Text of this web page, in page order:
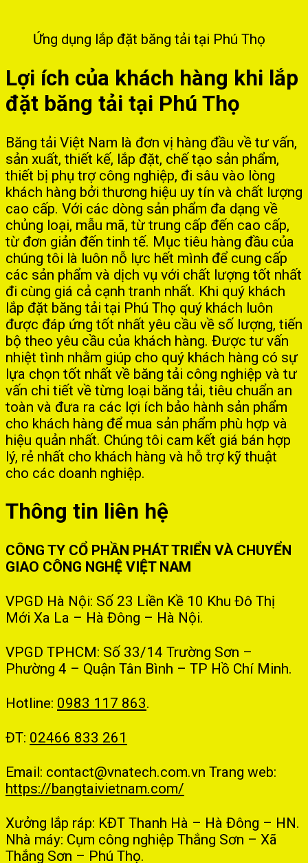
Ứng dụng lắp đặt băng tải tại Phú Thọ
Lợi ích của khách hàng khi lắp
đặt băng tải tại Phú Thọ
Băng tải Việt Nam là đơn vị hàng đầu về tư vấn,
sản xuất, thiết kế, lắp đặt, chế tạo sản phẩm,
thiết bị phụ trợ công nghiệp, đi sâu vào lòng
khách hàng bởi thương hiệu uy tín và chất lượng
cao cấp. Với các dòng sản phẩm đa dạng về
chủng loại, mẫu mã, từ trung cấp đến cao cấp,
từ đơn giản đến tinh tế. Mục tiêu hàng đầu của
chúng tôi là luôn nỗ lực hết mình để cung cấp
các sản phẩm và dịch vụ với chất lượng tốt nhất
đi cùng giá cả cạnh tranh nhất. Khi quý khách
lắp đặt băng tải tại Phú Thọ quý khách luôn
được đáp ứng tốt nhất yêu cầu về số lượng, tiến
bộ theo yêu cầu của khách hàng. Được tư vấn
nhiệt tình nhằm giúp cho quý khách hàng có sự
lựa chọn tốt nhất về băng tải công nghiệp và tư
vấn chi tiết về từng loại băng tải, tiêu chuẩn an
toàn và đưa ra các lợi ích bảo hành sản phẩm
cho khách hàng để mua sản phẩm phù hợp và
hiệu quản nhất. Chúng tôi cam kết giá bán hợp
lý, rẻ nhất cho khách hàng và hỗ trợ kỹ thuật
cho các doanh nghiệp.
Thông tin liên hệ
CÔNG TY CỔ PHẦN PHÁT TRIỂN VÀ CHUYỂN
GIAO CÔNG NGHỆ VIỆT NAM
VPGD Hà Nội: Số 23 Liền Kề 10 Khu Đô Thị
Mới Xa La – Hà Đông – Hà Nội.
VPGD TPHCM: Số 33/14 Trường Sơn –
Phường 4 – Quận Tân Bình – TP Hồ Chí Minh.
Hotline: 0983 117 863.
ĐT: 02466 833 261
Email: contact@vnatech.com.vn Trang web:
https://bangtaivietnam.com/
Xưởng lắp ráp: KĐT Thanh Hà – Hà Đông – HN.
Nhà máy: Cụm công nghiệp Thắng Sơn – Xã
Thắng Sơn – Phú Thọ.